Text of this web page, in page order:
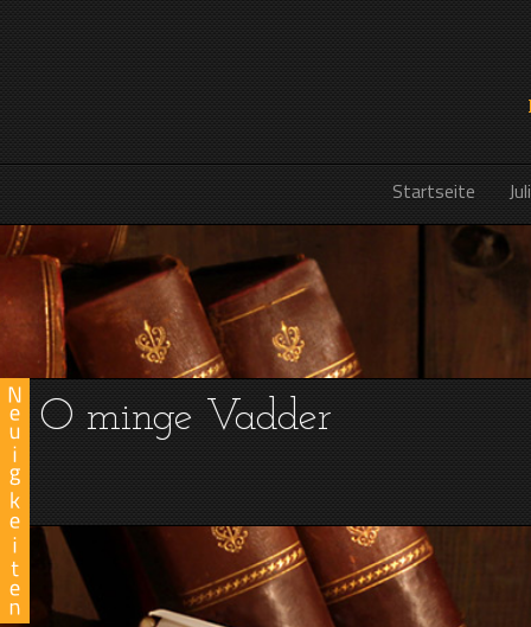
Startseite
O minge Vadder